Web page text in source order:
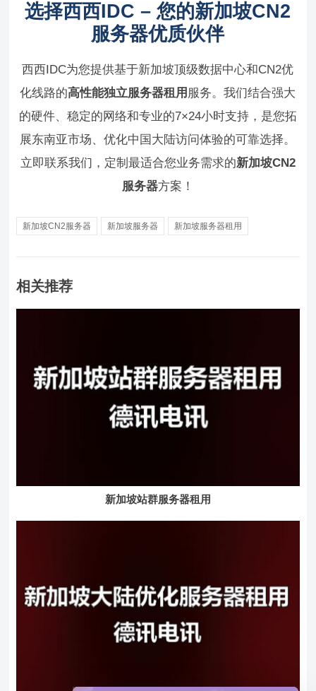
选择西西IDC – 您的新加坡CN2
服务器优质伙伴
西西IDC为您提供基于新加坡顶级数据中心和CN2优
化线路的高性能独立服务器租用 服务。我们结合强大
的硬件、稳定的网络和专业的7×24小时支持，是您拓
展东南亚市场、优化中国大陆访问体验的可靠选择。
立即联系我们，定制最适合您业务需求的新加坡CN2
服务器方案！
新加坡CN2服务器 新加坡服务器 新加坡服务器租用
相关推荐
新加坡站群服务器租用